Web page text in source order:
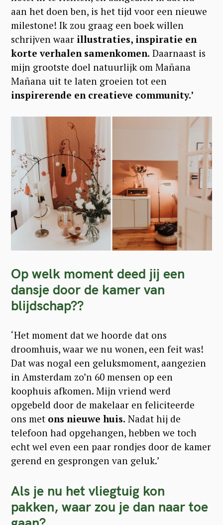
aan het doen ben, is het tijd voor een nieuwe
milestone! Ik zou graag een boek willen
schrijven waar illustraties, inspiratie en
korte verhalen samenkomen. Daarnaast is
mijn grootste doel natuurlijk om Mañana
Mañana uit te laten groeien tot een
inspirerende en creatieve community.’
Op welk moment deed jij een
dansje door de kamer van
blijdschap??
‘Het moment dat we hoorde dat ons
droomhuis, waar we nu wonen, een feit was!
Dat was nogal een geluksmoment, aangezien
in Amsterdam zo’n 60 mensen op een
koophuis afkomen. Mijn vriend werd
opgebeld door de makelaar en feliciteerde
ons met ons nieuwe huis. Nadat hij de
telefoon had opgehangen, hebben we toch
echt wel even een paar rondjes door de kamer
gerend en gesprongen van geluk.’
Als je nu het vliegtuig kon
pakken, waar zou je dan naar toe